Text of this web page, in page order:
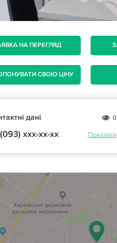
НА ПЕРЕГЛЯД
СВОЮ ЦІНУ
дані 0
(093) ххх-хх-хх Показати